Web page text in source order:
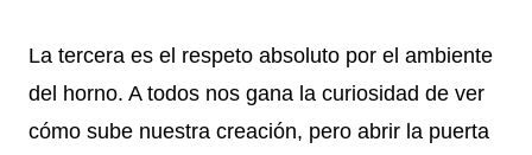
La tercera es el respeto absoluto por el ambiente
del horno. A todos nos gana la curiosidad de ver
cómo sube nuestra creación, pero abrir la puerta